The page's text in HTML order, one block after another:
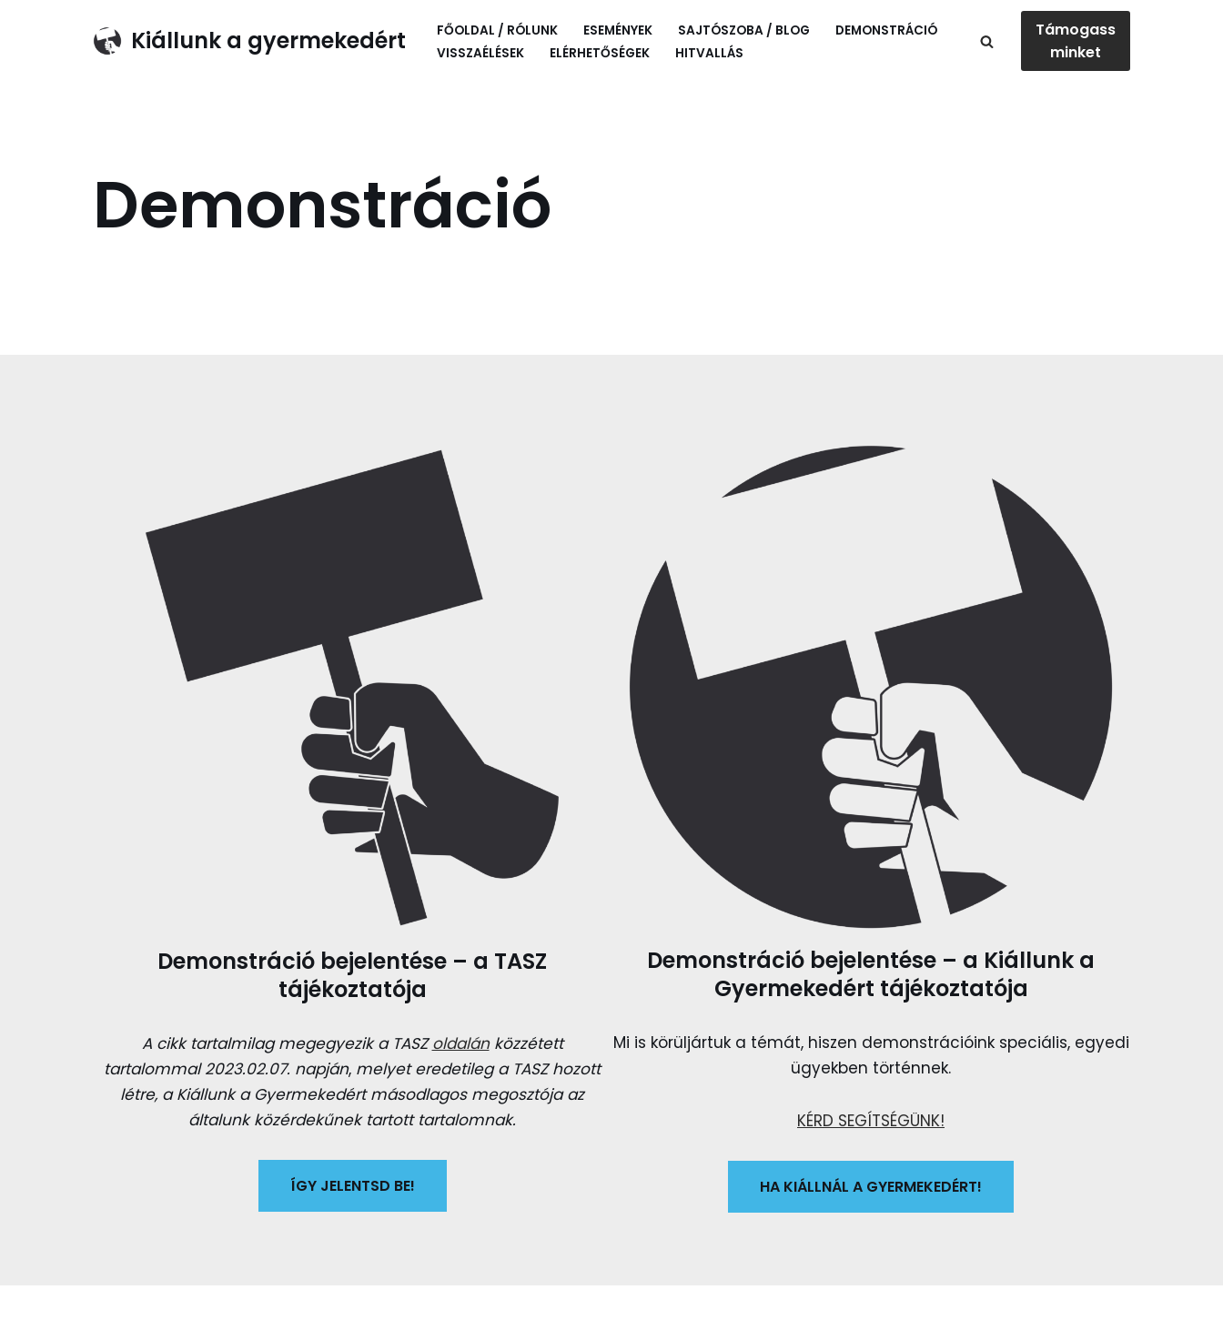
Kiállunk a gyermekedért FŐOLDAL / RÓLUNK ESEMÉNYEK SAJTÓSZOBA / BLOG
DEMONSTRÁCIÓ
VISSZAÉLÉSEK
ELÉRHETŐSÉGEK HITVALLÁS
Támogass
minket
Demonstráció
Demonstráció bejelentése – a TASZ
tájékoztatója
A cikk tartalmilag megegyezik a TASZoldalánközzétett
tartalommal 2023.02.07. napján, melyet eredetileg a TASZ hozott
létre, a Kiállunk a Gyermekedért másodlagos megosztója az
általunk közérdekűnek tartott tartalomnak.
ÍGY JELENTSD BE!
Demonstráció bejelentése – a Kiállunk a
Gyermekedért tájékoztatója
Mi is körüljártuk a témát, hiszen demonstrációink speciális, egyedi
ügyekben történnek.
KÉRD SEGÍTSÉGÜNK!
HA KIÁLLNÁL A GYERMEKEDÉRT!